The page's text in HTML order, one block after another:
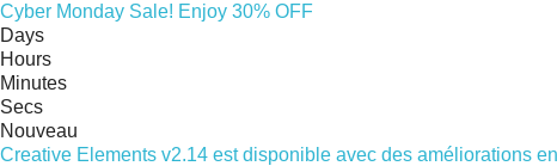
Cyber Monday Sale! Enjoy 30% OFF
Days
Hours
Minutes
Secs
Nouveau
Creative Elements v2.14 est disponible avec des améliorations